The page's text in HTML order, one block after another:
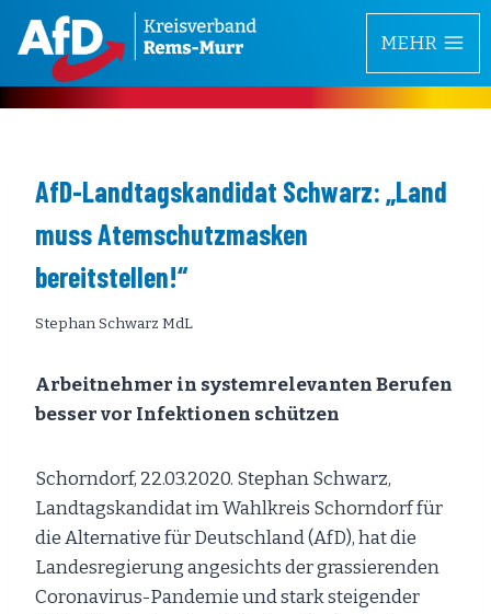
Inhalt
springen
MEHR
AfD-Landtagskandidat Schwarz: „Land
muss Atemschutzmasken
bereitstellen!“
Stephan Schwarz MdL
Arbeitnehmer in systemrelevanten Berufen
besser vor Infektionen schützen
Schorndorf, 22.03.2020. Stephan Schwarz,
Landtagskandidat im Wahlkreis Schorndorf für
die Alternative für Deutschland (AfD), hat die
Landesregierung angesichts der grassierenden
Coronavirus-Pandemie und stark steigender